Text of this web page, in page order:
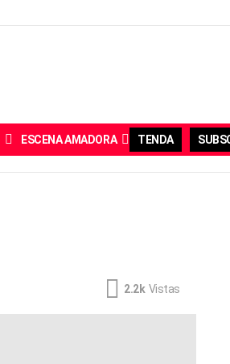
ESCENA AMADORA TENDA
2.2k Vistas